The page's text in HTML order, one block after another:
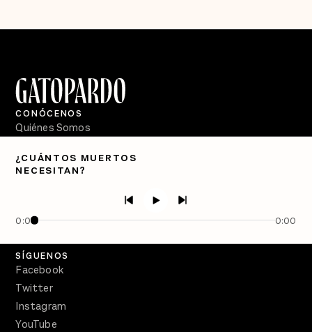
¿CUÁNTOS MUERTOS
NECESITAN?
0:00 0:00
CONÓCENOS
Quiénes Somos
PÓDCASTS
Crecer en Distopía
SÍGUENOS
Facebook
Twitter
Instagram
YouTube